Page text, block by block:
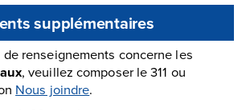
supplémentaires
renseignements concerne les
, veuillez composer le 311 ou
Nous joindre.